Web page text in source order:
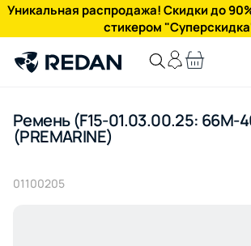
Уникальная распродажа! Скидки до
стикером
Ремень (F15-01.03.00.25: 66M-
(PREMARINE)
01100205